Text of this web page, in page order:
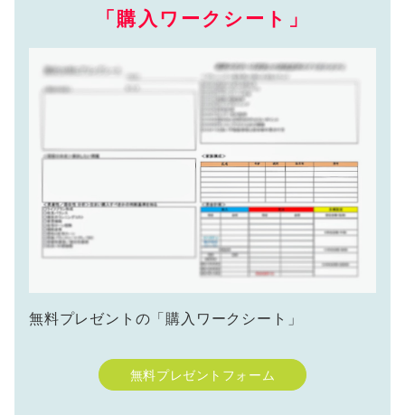
「購入ワークシート」
無料プレゼントの「購入ワークシート」
無料プレゼントフォーム